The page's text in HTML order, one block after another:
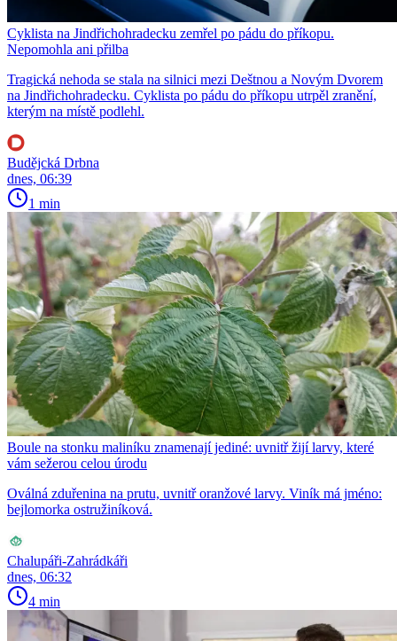
Cyklista na Jindřichohradecku zemřel po pádu do příkopu.
Nepomohla ani přilba
Tragická nehoda se stala na silnici mezi Deštnou a Novým Dvorem
na Jindřichohradecku. Cyklista po pádu do příkopu utrpěl zranění,
kterým na místě podlehl.
Budějcká Drbna
dnes, 06:39
1 min
Boule na stonku maliníku znamenají jediné: uvnitř žijí larvy, které
vám sežerou celou úrodu
Oválná zduřenina na prutu, uvnitř oranžové larvy. Viník má jméno:
bejlomorka ostružiníková.
Chalupáři-Zahrádkáři
dnes, 06:32
4 min